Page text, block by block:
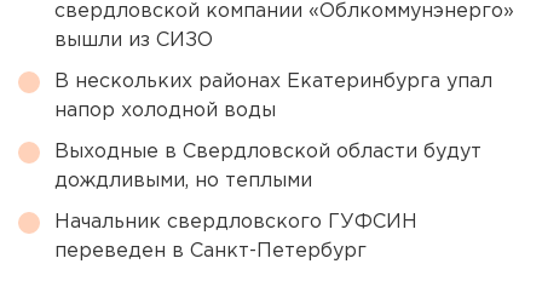
свердловской компании «Облкоммунэнерго»
вышли из СИЗО
В нескольких районах Екатеринбурга упал
напор холодной воды
Выходные в Свердловской области будут
дождливыми, но теплыми
Начальник свердловского ГУФСИН
переведен в Санкт-Петербург